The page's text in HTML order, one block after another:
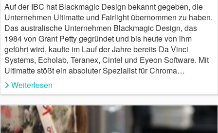
Auf der IBC hat Blackmagic Design bekannt gegeben, die
Unternehmen Ultimatte und Fairlight übernommen zu haben.
Das australische Unternehmen Blackmagic Design, das
1984 von Grant Petty gegründet und bis heute von ihm
geführt wird, kaufte im Lauf der Jahre bereits Da Vinci
Systems, Echolab, Teranex, Cintel und Eyeon Software. Mit
Ultimatte stößt ein absoluter Spezialist für Chroma…
Weiterlesen